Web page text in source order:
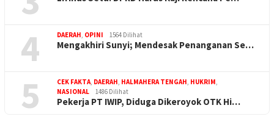
4 DAERAH, OPINI 1564 Dilihat
Mengakhiri Sunyi; Mendesak Penanganan Se…
5 CEK FAKTA, DAERAH, HALMAHERA TENGAH, HUKRIM,
NASIONAL
1486 Dilihat
Pekerja PT IWIP, Diduga Dikeroyok OTK Hi…